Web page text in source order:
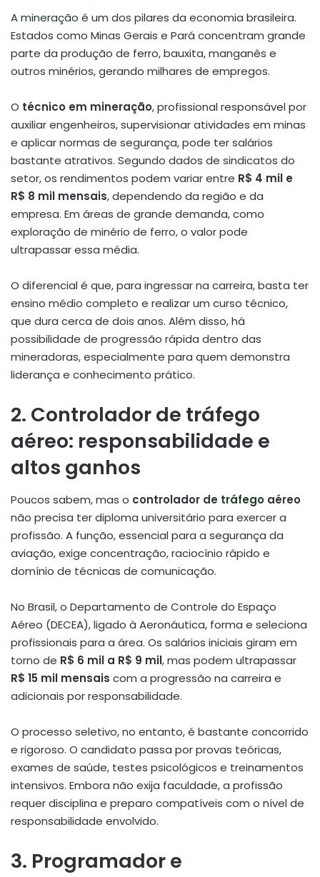
Amineração é um dos pilares da economia brasileira.
Estados como Minas Gerais e Pará concentram grande
parte da produção de ferro, bauxita, manganês e
outros minérios, gerando milhares de empregos.
O técnico em mineração, profissional responsável por
auxiliar engenheiros, supervisionar atividades em minas
e aplicar normas de segurança, pode ter salários
bastante atrativos. Segundo dados de sindicatos do
setor, os rendimentos podem variar entre R$ 4 mil e
R$ 8 mil mensais, dependendo da região e da
empresa. Em áreas de grande demanda, como
exploração de minério de ferro, o valor pode
ultrapassar essa média.
O diferencial é que, para ingressar na carreira, basta ter
ensino médio completo e realizar um curso técnico,
que dura cerca de dois anos. Além disso, há
possibilidade de progressão rápida dentro das
mineradoras, especialmente para quem demonstra
liderança e conhecimento prático.
2. Controlador de tráfego
aéreo: responsabilidade e
altos ganhos
Poucos sabem, mas o controlador de tráfego aéreo
não precisa ter diploma universitário para exercer a
profissão. A função, essencial para a segurança da
aviação, exige concentração, raciocínio rápido e
domínio de técnicas de comunicação.
No Brasil, o Departamento de Controle do Espaço
Aéreo (DECEA), ligado à Aeronáutica, forma e seleciona
profissionais para a área. Os salários iniciais giram em
torno de R$ 6 mil a R$ 9 mil, mas podem ultrapassar
R$ 15 mil mensais com a progressão na carreira e
adicionais por responsabilidade.
O processo seletivo, no entanto, é bastante concorrido
e rigoroso. O candidato passa por provas teóricas,
exames de saúde, testes psicológicos e treinamentos
intensivos. Embora não exija faculdade, a profissão
requer disciplina e preparo compatíveis com o nível de
responsabilidade envolvido.
3. Programador e